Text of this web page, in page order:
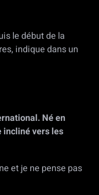
le début de la
indique dans un
Né en
incliné vers les
et je ne pense pas